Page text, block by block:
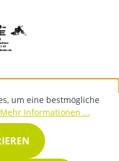
um eine bestmögliche
Mehr Informationen ...